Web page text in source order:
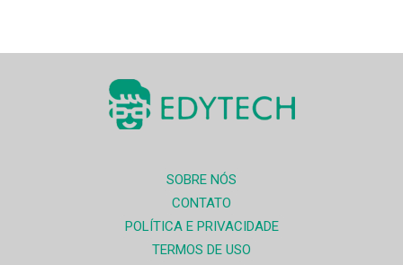
SOBRE NÓS
CONTATO
POLÍTICA E PRIVACIDADE
TERMOS DE USO